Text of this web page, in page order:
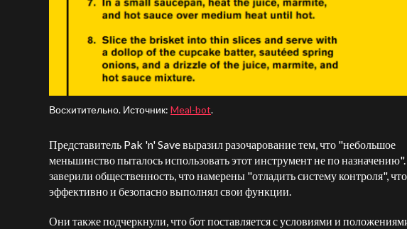
Восхитительно. Источник: Meal-bot.
Представитель Pak 'n' Save выразил разочарование тем, что "небольшое
меньшинство пыталось использовать этот инструмент не по
заверили общественность, что намерены "отладить систему контроля",
эффективно и безопасно выполнял свои функции.
Они также подчеркнули, что бот поставляется с условиями и